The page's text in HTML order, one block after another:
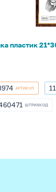
пластик
АРТИКУЛ
ШТРИХКОД